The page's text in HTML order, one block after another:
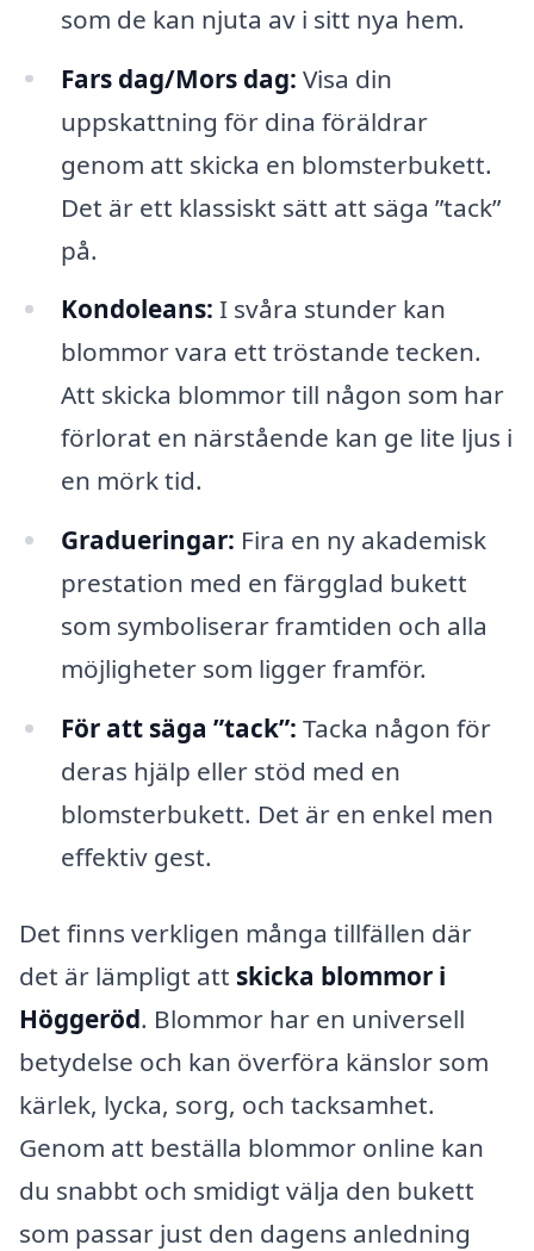
som de kan njuta av i sitt nya hem.
Fars dag/Mors dag: Visa din
uppskattning för dina föräldrar
genom att skicka en blomsterbukett.
Det är ett klassiskt sätt att säga ”tack”
på.
Kondoleans: I svåra stunder kan
blommor vara ett tröstande tecken.
Att skicka blommor till någon som har
förlorat en närstående kan ge lite ljus i
en mörk tid.
Gradueringar: Fira en ny akademisk
prestation med en färgglad bukett
som symboliserar framtiden och alla
möjligheter som ligger framför.
För att säga ”tack”: Tacka någon för
deras hjälp eller stöd med en
blomsterbukett. Det är en enkel men
effektiv gest.
Det finns verkligen många tillfällen där
det är lämpligt att skicka blommor i
Höggeröd. Blommor har en universell
betydelse och kan överföra känslor som
kärlek, lycka, sorg, och tacksamhet.
Genom att beställa blommor online kan
du snabbt och smidigt välja den bukett
som passar just den dagens anledning